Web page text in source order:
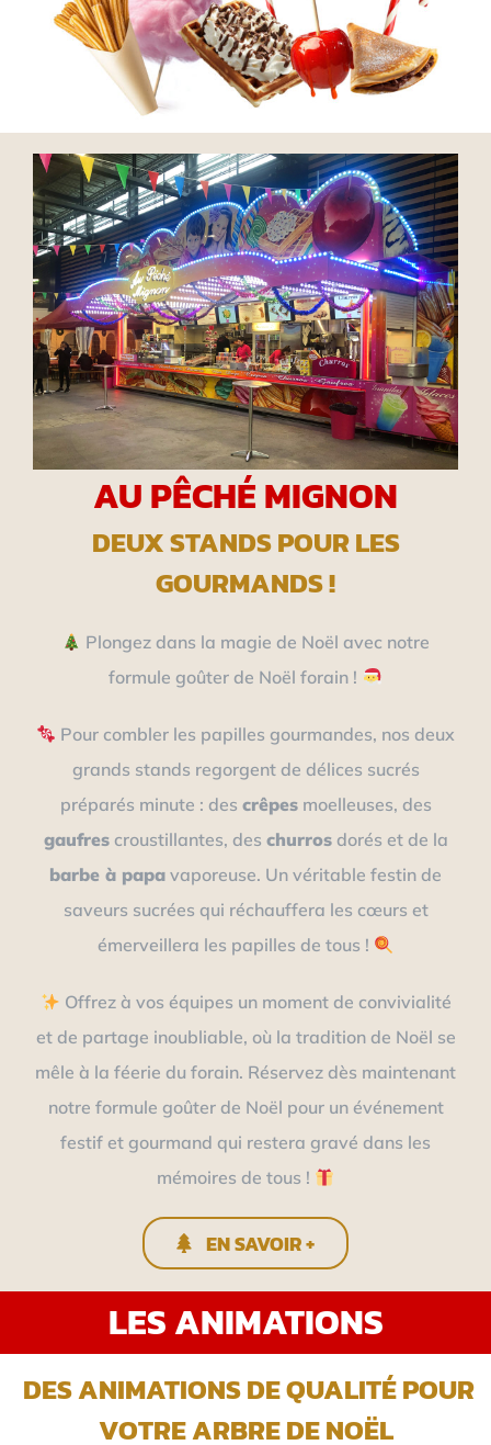
AU PÊCHÉ MIGNON
DEUX STANDS POUR LES
GOURMANDS !
Plongez dans la magie de Noël avec notre
formule goûter de Noël forain !
Pour combler les papilles gourmandes, nos deux
grands stands regorgent de délices sucrés
préparés minute : des crêpesmoelleuses, des
gaufrescroustillantes, des churrosdorés et de la
barbe à papa vaporeuse. Un véritable festin de
saveurs sucrées qui réchauffera les cœurs et
émerveillera les papilles de tous !
Offrez à vos équipes un moment de convivialité
et de partage inoubliable, où la tradition de Noël se
mêle à la féerie du forain. Réservez dès maintenant
notre formule goûter de Noël pour un événement
festif et gourmand qui restera gravé dans les
mémoires de tous !
EN SAVOIR +
LES ANIMATIONS
DES ANIMATIONS DE QUALITÉ POUR
VOTRE ARBRE DE NOËL